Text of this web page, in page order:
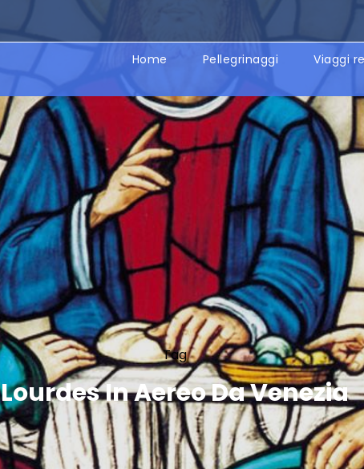
Home Pellegrinaggi Viaggi
Tag
Lourdes In Aereo Da Venezia